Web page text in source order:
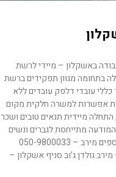
באשקלון – מיידי לרשת
בתחומה מגוון תפקידים ברשת
כללי עובדי דלפק עובדים ללא
אפשרות למשרה חלקית מקום
מיידית תנאים טובים ושכר
מתייחסת לגברים ונשים
כאחד* לפרטים נוספים מירב – 050-9800033
גולדן ג’וב סניף אשקלון –